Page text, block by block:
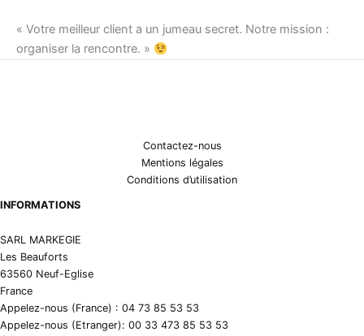
« Votre meilleur client a un jumeau secret. Notre mission :
organiser la rencontre. »
Contactez-nous
Mentions légales
Conditions d’utilisation
INFORMATIONS
SARL MARKEGIE
Les Beauforts
63560 Neuf-Eglise
France
Appelez-nous (France) : 04 73 85 53 53
Appelez-nous (Etranger): 00 33 473 85 53 53